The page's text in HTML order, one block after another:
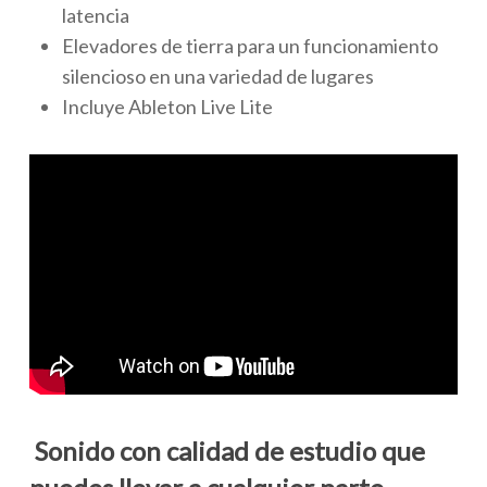
latencia
Elevadores de tierra para un funcionamiento
silencioso en una variedad de lugares
Incluye Ableton Live Lite
Sonido con calidad de estudio que